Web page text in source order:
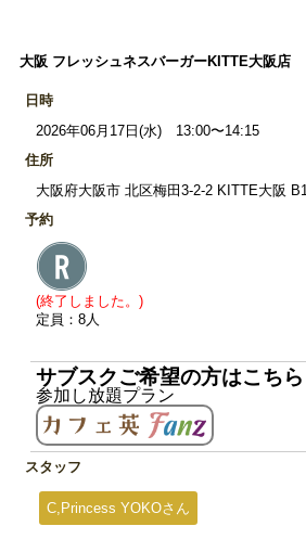
大阪 フレッシュネスバーガーKITTE大阪店
日時
2026年06月17日(水) 13:00〜14:15
住所
大阪府大阪市 北区梅田3-2-2 KITTE大阪
予約
(終了しました。)
定員：8人
サブスクご希望の方はこちら
参加し放題プラン
スタッフ
C,Princess YOKOさん